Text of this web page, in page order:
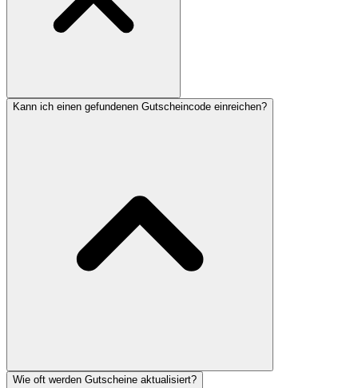
Kann ich einen gefundenen Gutscheincode einreichen?
Wie oft werden Gutscheine aktualisiert?